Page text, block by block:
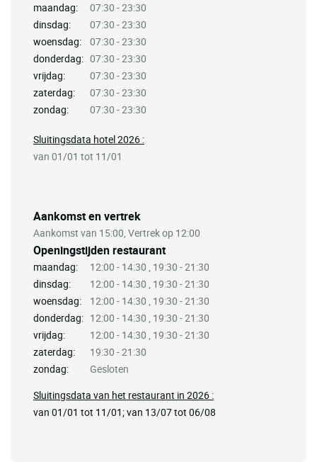
maandag:
07:30 - 23:30
dinsdag:
07:30 - 23:30
woensdag:
07:30 - 23:30
donderdag: 07:30 - 23:30
vrijdag:
07:30 - 23:30
zaterdag:
07:30 - 23:30
zondag:
07:30 - 23:30
Aankomst en vertrek
Aankomst van 15:00, Vertrek op 12:00
Openingstijden restaurant
maandag:
12:00 - 14:30 , 19:30 - 21:30
dinsdag:
12:00 - 14:30 , 19:30 - 21:30
woensdag:
12:00 - 14:30 , 19:30 - 21:30
donderdag: 12:00 - 14:30 , 19:30 - 21:30
vrijdag:
12:00 - 14:30 , 19:30 - 21:30
zaterdag:
19:30 - 21:30
zondag:
Gesloten
Sluitingsdata van het restaurant in 2026 :
van 01/01 tot 11/01; van 13/07 tot 06/08
Sluitingsdata hotel 2026 :
van 01/01 tot 11/01